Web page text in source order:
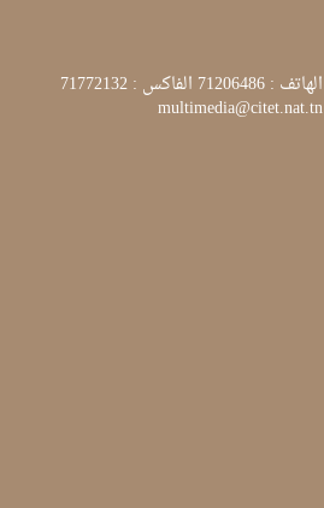
الهاتف : 71206486 الفاكس : 71772132
multimedia@citet.nat.tn